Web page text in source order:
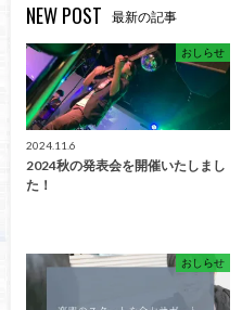
NEW POST 最新の記事
おしらせ
2024.11.6
2024秋の発表会を開催いたしまし
た！
おしらせ